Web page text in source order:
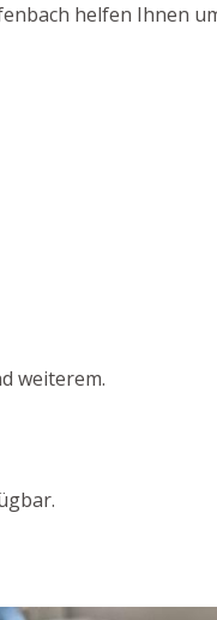
helfen Ihnen
weiterem.